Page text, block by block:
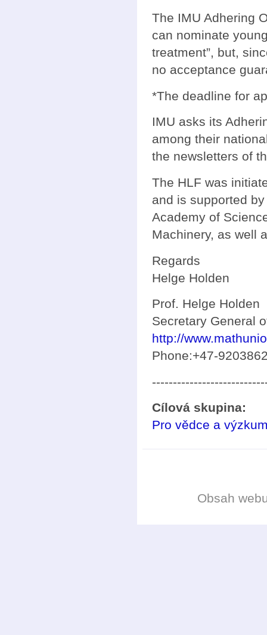
The IMU Adhering
can nominate
treatment”, but,
no acceptance
*The deadline for
IMU asks its
among their
the newsletters of
The HLF was
and is supported
Academy of
Machinery, as well
Regards
Helge Holden
Prof. Helge Holden
Secretary General
http://
Phone:+47-
Cílová skupina:
Pro vědce a
Obsah